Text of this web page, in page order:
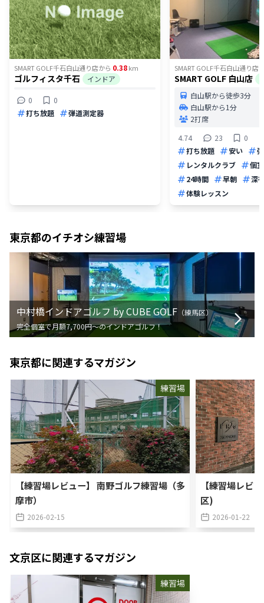
SMART GOLF千石白山通り店から 0.38km
ゴルフィスタ千石 インドア
0
0
打ち放題
弾道測定器
SMART GOLF千石白山通り店
SMART GOLF 白山店
白山駅から徒歩3分
白山駅から1分
2打席
4.74
23
0
打ち放題
安い
レンタルクラブ
個
24時間
早朝
深
体験レッスン
東京都のイチオシ練習場
中村橋インドアゴルフ by CUBE GOLF （練馬区）
完全個室で月額7,700円〜のインドアゴルフ！
東京都に関連するマガジン
練習場
【練習場レビュー】 南野ゴルフ練習場（多
摩市）
2026-02-15
【練習場レビ
区)
2026-01-22
文京区に関連するマガジン
練習場